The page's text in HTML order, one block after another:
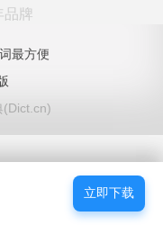
品牌
最方便
立即下载
立即下载